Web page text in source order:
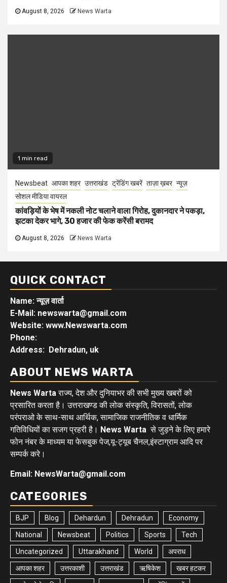
August 8, 2026 News Warta
1 min read
Newsbeat आपका शहर उत्तराखंड ट्रेंडिंग खबरें ताज़ा ख़बर न्यूज़
सोशल मीडिया वायरल
कांवड़ियों के भेष में नकली नोट चलाने वाला गिरोह, दुकानदार ने पकड़ा,
झटका देकर भागे, 30 हजार की फेक करेंसी बरामद
August 8, 2026 News Warta
QUICK CONTACT
Name: न्यूज़ वार्ता
E-Mail: newswarta@gmail.com
Website: www.Newswarta.com
Phone:
Address: Dehradun, uk
ABOUT NEWS WARTA
News Wartaराज्य, देश और दुनियाभर की सभी मुख्य खबरों को
प्रसारित करता है। उत्तराखण्ड की लोक संस्कृति, विरासतों, लोक
परंपराओ के साथ-साथ आर्थिक, सामाजिक राजनीतिक व धार्मिक
गतिविधियों का सजग प्रहरी है। News Warta से जुड़ने के लिए हमारे
फोन नंबर के माध्यम या फेसबुक पेज,यू-ट्यूब चैनल,इंस्टाग्राम आदि पर
सम्पर्क करे।
Email: NewsWarta@gmail.com
CATEGORIES
BJP Blog Dehardun Dehradun Economy
National Newsbeat Politics Sports Tech
Uncategorized Uttarakhand World अपराध
आपका शहर उत्तरकाशी उत्तराखंड ऋषिकेश खबर हटकर